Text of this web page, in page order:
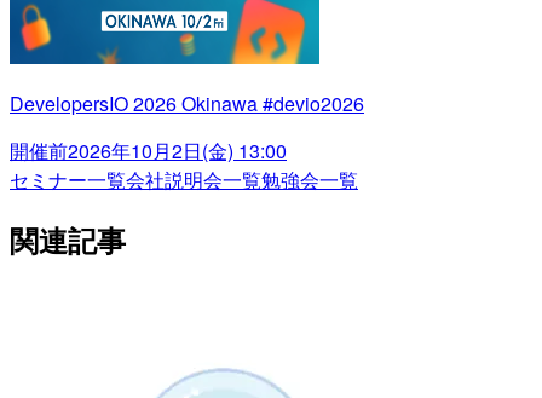
DevelopersIO 2026 Okinawa #devio2026
開催前2026年10月2日(金) 13:00
セミナー一覧会社説明会一覧勉強会一覧
関連記事